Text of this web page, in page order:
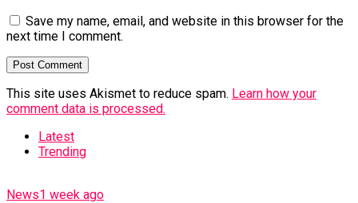
Save my name, email, and website in this browser for the
next time I comment.
This site uses Akismet to reduce spam. Learn how your
comment data is processed.
Latest
Trending
News1 week ago